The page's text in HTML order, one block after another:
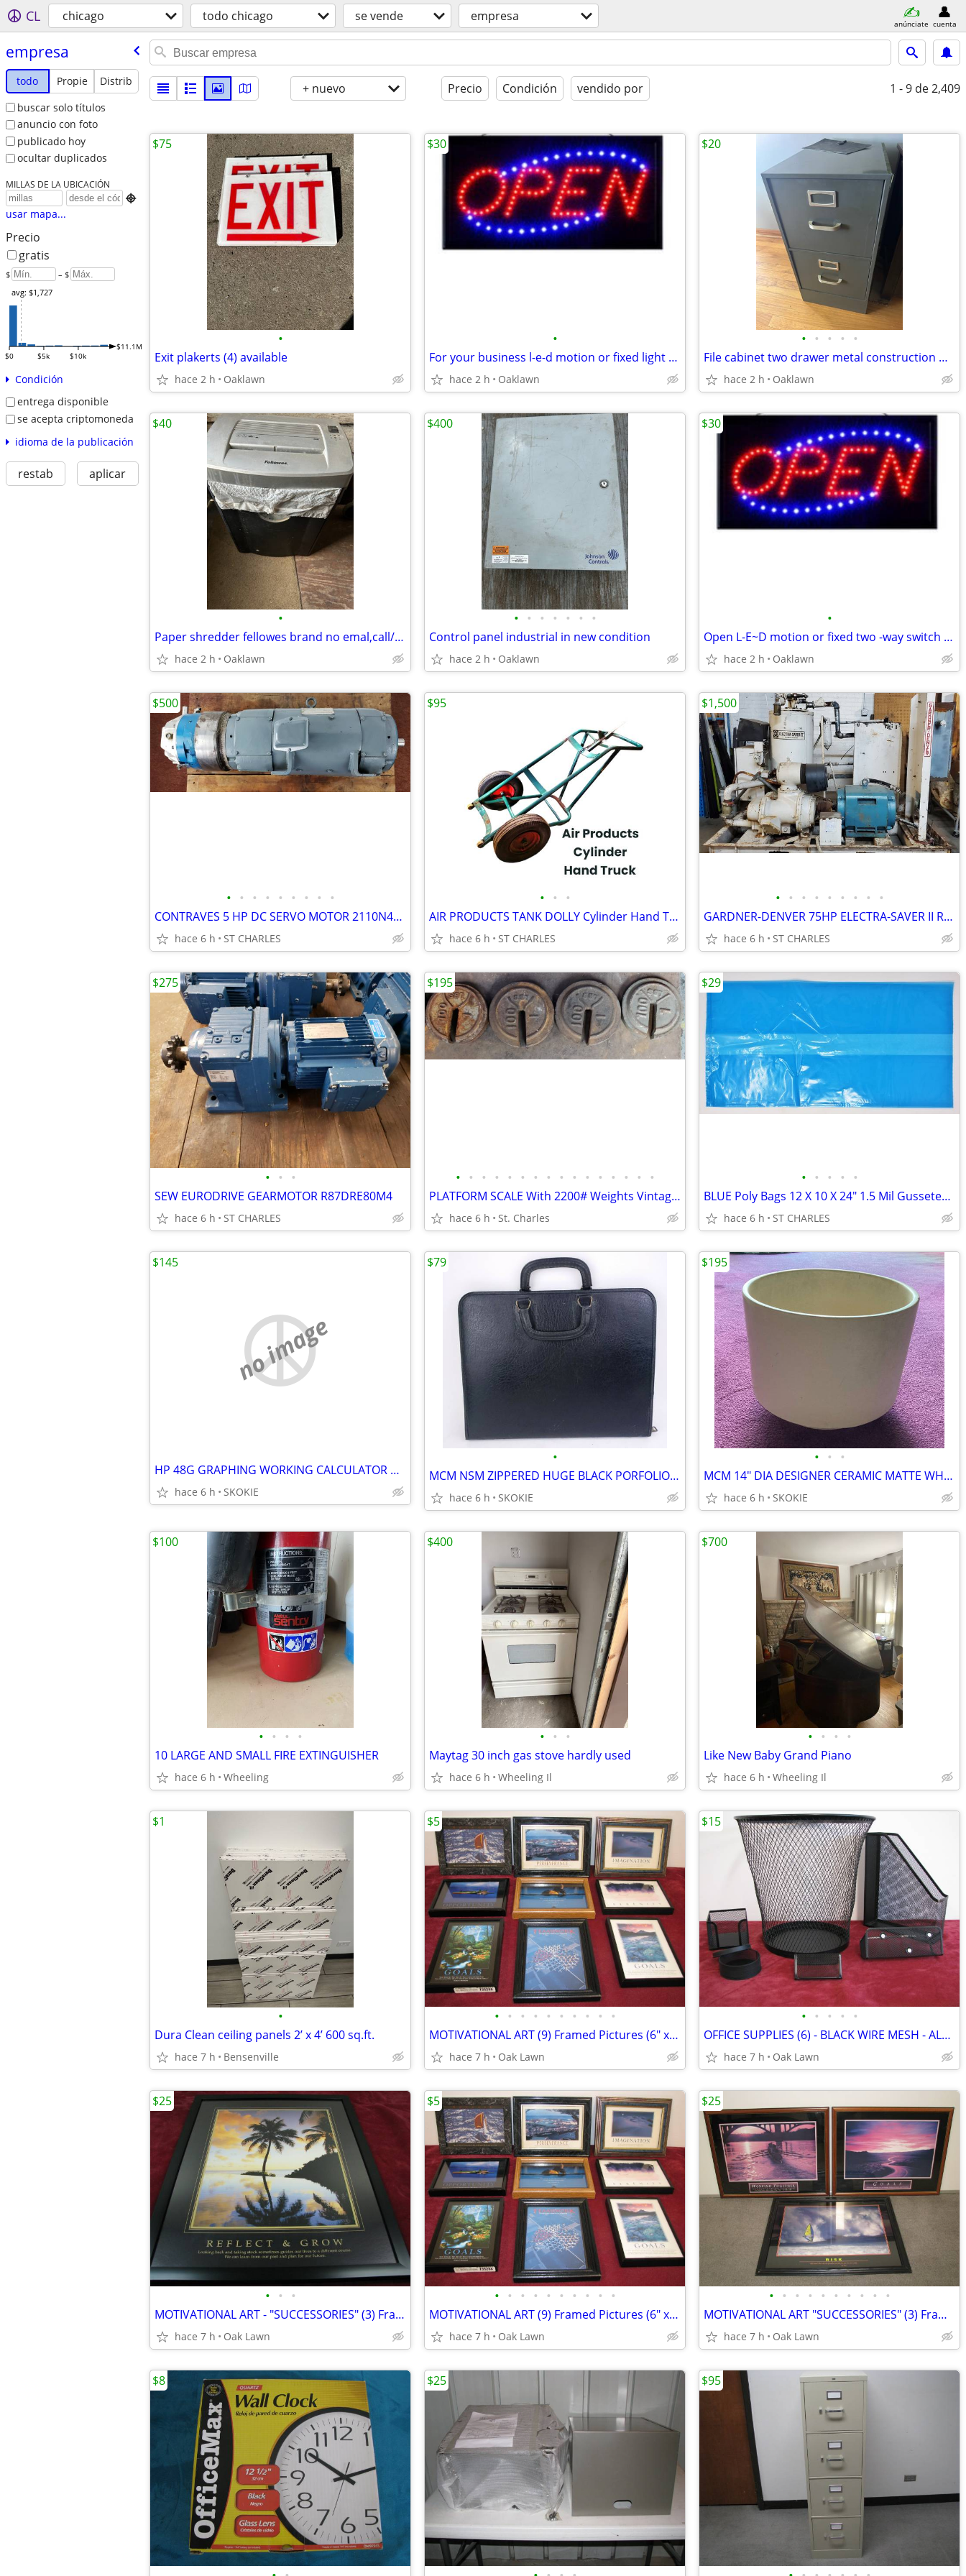
CL chicago todo chicago se vende empresa anúnciate cuenta
empresa
todo Propie
Distrib
buscar solo títulos
anuncio con foto
publicado hoy
ocultar duplicados
MILLAS DE LA UBICACIÓN

usar mapa...
Precio
gratis
$ – $
$0 $5k $10k
$11.1M
avg: $1,727
Condición
entrega disponible
se acepta criptomoneda
idioma de la publicación
restab aplicar
+ nuevo Precio Condición vendido por 1 - 9 de 2,409
•
Exit plakerts (4) available
hace 2 h Oaklawn
$75
•
For your business l-e-d motion or fixed light with cord(1) available
hace 2 h Oaklawn
$30
• • • • •
File cabinet two drawer metal construction with folders included
hace 2 h Oaklawn
$20
•
Paper shredder fellowes brand no emal,call/text to purchase
hace 2 h Oaklawn
$40
• • • • • • •
Control panel industrial in new condition
hace 2 h Oaklawn
$400
•
Open L-E~D motion or fixed two -way switch cord included
hace 2 h Oaklawn
$30
• • • • • • • • •
CONTRAVES 5 HP DC SERVO MOTOR 2110N410B0220.1, Force Control Posistop
hace 6 h ST CHARLES
$500
• • •
AIR PRODUCTS TANK DOLLY Cylinder Hand Truck, Welding Gas
hace 6 h ST CHARLES
$95
• • • • • • • • •
GARDNER-DENVER 75HP ELECTRA-SAVER II ROTARY SCREW AIR COMPRESSOR
hace 6 h ST CHARLES
$1,500
• • •
SEW EURODRIVE GEARMOTOR R87DRE80M4
hace 6 h ST CHARLES
$275
• • • • • • • • • • • • • • • •
PLATFORM SCALE With 2200# Weights Vintage Iron
hace 6 h St. Charles
$195
• • • • •
BLUE Poly Bags 12 X 10 X 24" 1.5 Mil Gusseted (500 Bags ea Box) 0.0015
hace 6 h ST CHARLES
$29
no image
HP 48G GRAPHING WORKING CALCULATOR WITH 32k RAM AND USER'S GUIDE, ETC
hace 6 h SKOKIE
$145
•
MCM NSM ZIPPERED HUGE BLACK PORFOLIO FOR ARTWORK, DRAWINGS, ETC.
hace 6 h SKOKIE
$79
• • •
MCM 14" DIA DESIGNER CERAMIC MATTE WHITE C-14 GAINEY PLANTER.
hace 6 h SKOKIE
$195
• • • •
10 LARGE AND SMALL FIRE EXTINGUISHER
hace 6 h Wheeling
$100
• • •
Maytag 30 inch gas stove hardly used
hace 6 h Wheeling Il
$400
• • • •
Like New Baby Grand Piano
hace 6 h Wheeling Il
$700
•
Dura Clean ceiling panels 2’ x 4’ 600 sq.ft.
hace 7 h Bensenville
$1
• • • • • • • • • •
MOTIVATIONAL ART (9) Framed Pictures (6" x 8") .....
hace 7 h Oak Lawn
$5
• • • • •
OFFICE SUPPLIES (6) - BLACK WIRE MESH - ALL 6 for $15 .....
hace 7 h Oak Lawn
$15
• • •
MOTIVATIONAL ART - "SUCCESSORIES" (3) Framed Pictures .....
hace 7 h Oak Lawn
$25
• • • • • • • • • •
MOTIVATIONAL ART (9) Framed Pictures (6" x 8") .....
hace 7 h Oak Lawn
$5
• • • • • • • • • •
MOTIVATIONAL ART "SUCCESSORIES" (3) Framed Pictures (24" x 30") .....
hace 7 h Oak Lawn
$25
$8 $25 $95